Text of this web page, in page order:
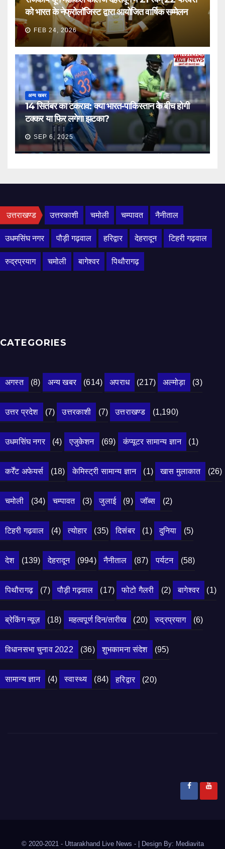
को भारत के नेफ्रोलॉजिस्ट द्वारा आयोजित वार्षिक सम्मेलन
FEB 24, 2026
अन्य खबर
14 सितंबर का टकराव: क्या भारत-पाकिस्तान के बीच होगी
टक्कर या फिर लगेगा झटका?
SEP 6, 2025
उत्तराखण्ड उत्तरकाशी चमोली चम्पावत नैनीताल
उधमसिंघ नगर पौड़ी गढ़वाल हरिद्वार देहरादून टिहरी गढ़वाल
रुद्रप्रयाग चमोली बागेश्वर पिथौरागढ़
CATEGORIES
अगस्त (8) अन्य खबर (614) अपराध (217) अल्मोड़ा (3)
उत्तर प्रदेश (7) उत्तरकाशी (7) उत्तराखण्ड (1,190)
उधमसिंघ नगर (4) एजुकेशन (69) कंप्यूटर सामान्य ज्ञान (1)
कर्रेंट अफेयर्स (18) केमिस्ट्री सामान्य ज्ञान (1) खास मुलाकात (26)
चमोली (34) चम्पावत (3) जुलाई (9) जॉब्स (2)
टिहरी गढ़वाल (4) त्योहार (35) दिसंबर (1) दुनिया (5)
देश (139) देहरादून (994) नैनीताल (87) पर्यटन (58)
पिथौरागढ़ (7) पौड़ी गढ़वाल (17) फोटो गैलरी (2) बागेश्वर (1)
ब्रेकिंग न्यूज़ (18) महत्वपूर्ण दिन/तारीख (20) रुद्रप्रयाग (6)
विधानसभा चुनाव 2022 (36) शुभकामना संदेश (95)
सामान्य ज्ञान (4) स्वास्थ्य (84) हरिद्वार (20)
© 2020-2021 - Uttarakhand Live News - | Design By: Mediavita